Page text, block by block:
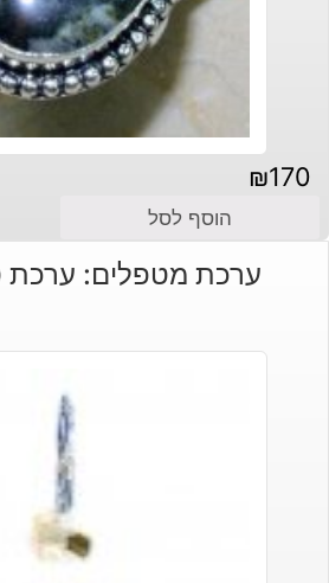
₪170
הוסף לסל
ערכת מטפלים: ערכת